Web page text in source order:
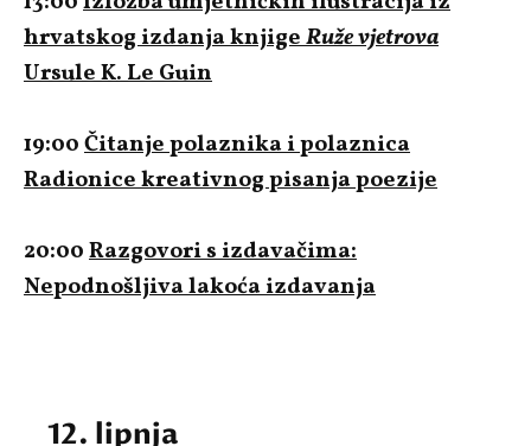
hrvatskog izdanja knjigeRuže vjetrova
Ursule K. Le Guin
19:00Čitanje polaznika i polaznica
Radionice kreativnog pisanja poezije
20:00Razgovori s izdavačima:
Nepodnošljiva lakoća izdavanja
12. lipnja